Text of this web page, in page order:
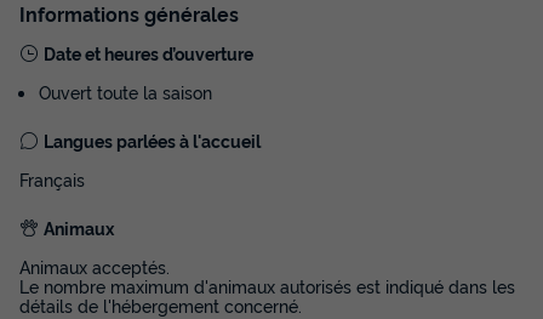
Informations générales
Date et heures d’ouverture
Ouvert toute la saison
Langues parlées à l'accueil
Français
Animaux
Animaux acceptés.
Le nombre maximum d'animaux autorisés est indiqué dans les
détails de l'hébergement concerné.